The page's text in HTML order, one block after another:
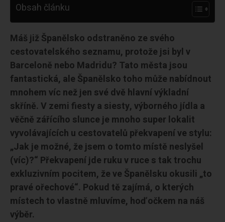
Obsah článku
Máš již Španělsko odstraněno ze svého
cestovatelského seznamu, protože jsi byl v
Barceloně nebo Madridu? Tato města jsou
fantastická, ale Španělsko toho může nabídnout
mnohem víc než jen své dvě hlavní výkladní
skříně. V zemi fiesty a siesty, výborného jídla a
věčně zářícího slunce je mnoho super lokalit
vyvolávajících u cestovatelů překvapení ve stylu:
„Jak je možné, že jsem o tomto místě neslyšel
(víc)?“ Překvapení jde ruku v ruce s tak trochu
exkluzivním pocitem, že ve Španělsku okusili „to
pravé ořechové“. Pokud tě zajímá, o kterých
místech to vlastně mluvíme, hoď očkem na náš
výběr.